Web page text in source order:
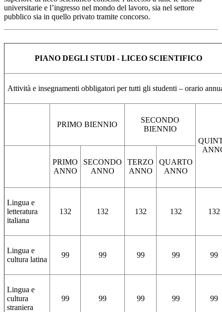
universitarie e l’ingresso nel mondo del lavoro, sia nel settore
pubblico sia in quello privato tramite concorso.
PIANO DEGLI STUDI - LICEO SCIENTIFICO
Attività e insegnamenti obbligatori per tutti gli studenti – orario
PRIMO BIENNIO
SECONDO
BIENNIO
PRIMO
ANNO
SECONDO
ANNO
TERZO
ANNO
QUARTO
ANNO
Lingua e
letteratura
italiana
132 132 132 132 132
Lingua e
cultura latina
99 99 99 99 99
Lingua e
cultura
straniera
99 99 99 99 99